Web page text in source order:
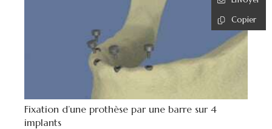
Fixation d’une prothèse par une barre sur 4
implants
Copier